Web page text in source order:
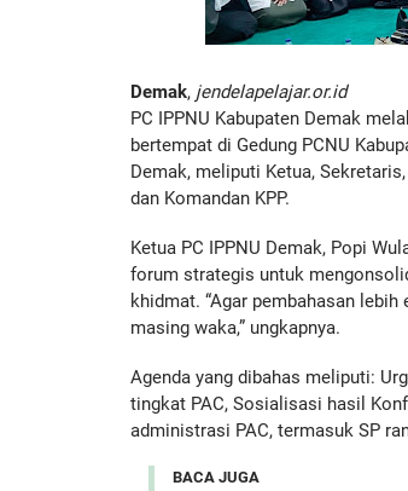
Demak, jendelapelajar.or.id
PC IPPNU Kabupaten Demak
bertempat di Gedung PCNU
Demak, meliputi Ketua,
dan Komandan KPP.
Ketua PC IPPNU Demak, Popi
forum strategis untuk
khidmat. “Agar pembahasan
masing waka,” ungkapnya.
Agenda yang dibahas meliputi:
tingkat PAC, Sosialisasi hasil
administrasi PAC, termasuk SP
BACA JUGA